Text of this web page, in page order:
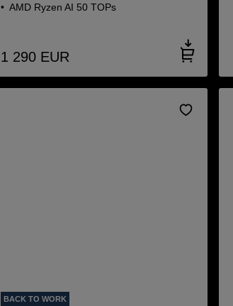
AMD Ryzen AI 50 TOPs
1 290 EUR
BACK TO WORK